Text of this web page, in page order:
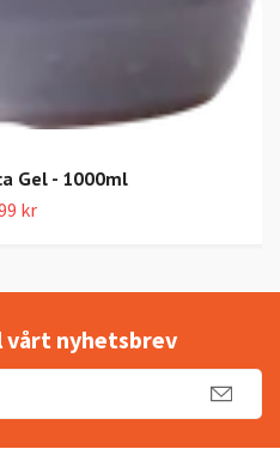
Gel - 1000ml
kr
vårt nyhetsbrev